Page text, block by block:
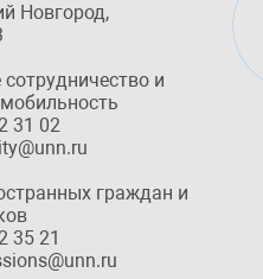
Новгород,
и
31 02
граждан и
35 21